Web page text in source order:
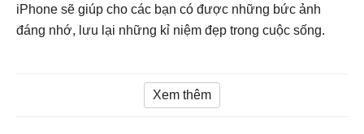
iPhone sẽ giúp cho các bạn có được những bức ảnh
đáng nhớ, lưu lại những kỉ niệm đẹp trong cuộc sống.
Xem thêm